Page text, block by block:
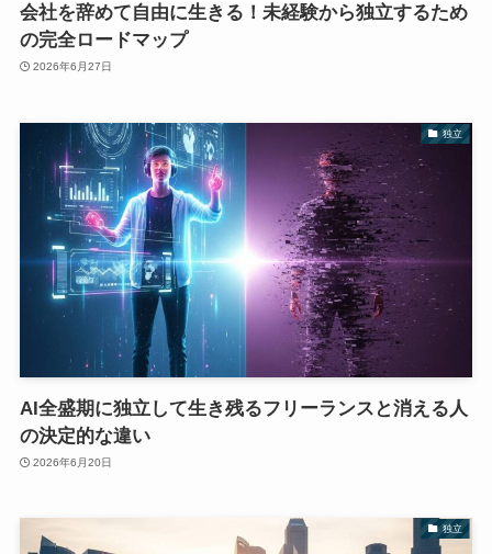
会社を辞めて自由に生きる！未経験から独立するため
の完全ロードマップ
2026年6月27日
独立
AI全盛期に独立して生き残るフリーランスと消える人
の決定的な違い
2026年6月20日
独立